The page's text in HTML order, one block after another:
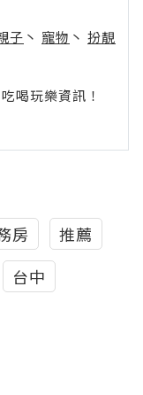
子 丶 寵物 丶 扮靚
喝玩樂資訊！
房
推薦
台中